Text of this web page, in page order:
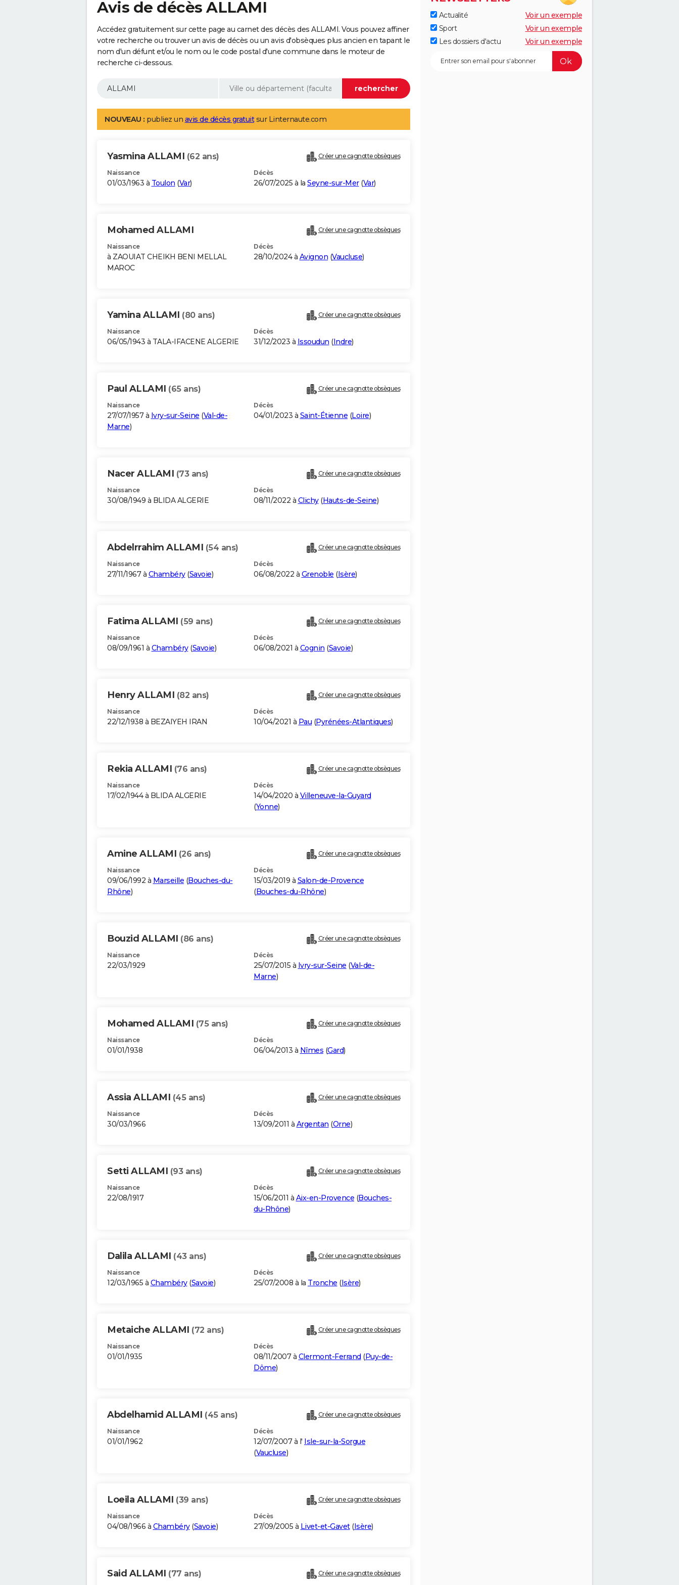
Avis de décès ALLAMI
Accédez gratuitement sur cette page au carnet des décès des ALLAMI. Vous pouvez affiner
votre recherche ou trouver un avis de décès ou un avis d'obsèques plus ancien en tapant le
nom d'un défunt et/ou le nom ou le code postal d'une commune dans le moteur de
recherche ci-dessous.
NOUVEAU : publiez un avis de décès gratuitsur Linternaute.com
Yasmina ALLAMI (62 ans) Créer une cagnotte obsèques
Naissance
01/03/1963 à Toulon (Var)
Décès
26/07/2025 à la Seyne-sur-Mer(Var)
Mohamed ALLAMI Créer une cagnotte obsèques
Naissance
à ZAOUIAT CHEIKH BENI MELLAL
MAROC
Décès
28/10/2024 à Avignon (Vaucluse)
Yamina ALLAMI (80 ans) Créer une cagnotte obsèques
Naissance
06/05/1943 à TALA-IFACENE ALGERIE
Décès
31/12/2023 à Issoudun (Indre)
Paul ALLAMI (65 ans) Créer une cagnotte obsèques
Naissance
27/07/1957 à Ivry-sur-Seine (Val-de-
Marne)
Décès
04/01/2023 à Saint-Étienne (Loire)
Nacer ALLAMI (73 ans) Créer une cagnotte obsèques
Naissance
30/08/1949 à BLIDA ALGERIE
Décès
08/11/2022 à Clichy(Hauts-de-Seine)
Abdelrrahim ALLAMI (54 ans) Créer une cagnotte obsèques
Naissance
27/11/1967 à Chambéry(Savoie)
Décès
06/08/2022 à Grenoble (Isère)
Fatima ALLAMI (59 ans) Créer une cagnotte obsèques
Naissance
08/09/1961 à Chambéry(Savoie)
Décès
06/08/2021 à Cognin (Savoie)
Henry ALLAMI (82 ans) Créer une cagnotte obsèques
Naissance
22/12/1938 à BEZAIYEH IRAN
Décès
10/04/2021 à Pau (Pyrénées-Atlantiques)
Rekia ALLAMI (76 ans) Créer une cagnotte obsèques
Naissance
17/02/1944 à BLIDA ALGERIE
Décès
14/04/2020 à Villeneuve-la-Guyard
(Yonne)
Amine ALLAMI (26 ans) Créer une cagnotte obsèques
Naissance
09/06/1992 à Marseille (Bouches-du-
Rhône)
Décès
15/03/2019 à Salon-de-Provence
(Bouches-du-Rhône)
Bouzid ALLAMI (86 ans) Créer une cagnotte obsèques
Naissance
22/03/1929
Décès
25/07/2015 à Ivry-sur-Seine (Val-de-
Marne)
Mohamed ALLAMI (75 ans) Créer une cagnotte obsèques
Naissance
01/01/1938
Décès
06/04/2013 à Nîmes (Gard)
Assia ALLAMI (45 ans) Créer une cagnotte obsèques
Naissance
30/03/1966
Décès
13/09/2011 à Argentan (Orne)
Setti ALLAMI (93 ans) Créer une cagnotte obsèques
Naissance
22/08/1917
Décès
15/06/2011 à Aix-en-Provence (Bouches-
du-Rhône)
Dalila ALLAMI (43 ans) Créer une cagnotte obsèques
Naissance
12/03/1965 à Chambéry(Savoie)
Décès
25/07/2008 à la Tronche (Isère)
Metaiche ALLAMI (72 ans) Créer une cagnotte obsèques
Naissance
01/01/1935
Décès
08/11/2007 à Clermont-Ferrand (Puy-de-
Dôme)
Abdelhamid ALLAMI (45 ans) Créer une cagnotte obsèques
Naissance
01/01/1962
Décès
12/07/2007 à l' Isle-sur-la-Sorgue
(Vaucluse)
Loeila ALLAMI (39 ans) Créer une cagnotte obsèques
Naissance
04/08/1966 à Chambéry(Savoie)
Décès
27/09/2005 à Livet-et-Gavet(Isère)
Said ALLAMI (77 ans) Créer une cagnotte obsèques
Actualité
Voir un exemple
Sport
Voir un exemple
Les dossiers d'actu
Voir un exemple